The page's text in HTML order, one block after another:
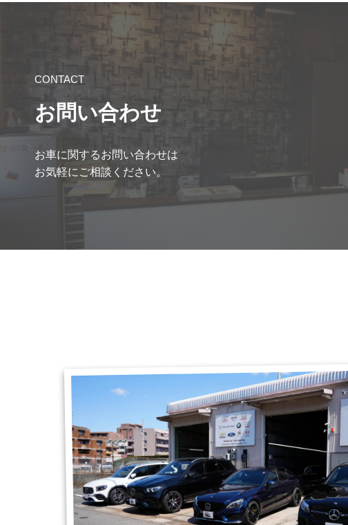
CONTACT
お問い合わせ
お車に関するお問い合わせは
お気軽にご相談ください。